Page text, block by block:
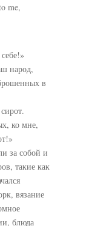
me,
народ,
в
ко мне,
за собой и
такие как
вязание
блюда